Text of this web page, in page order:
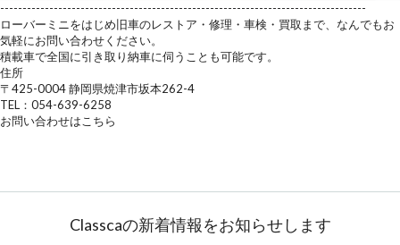
----------------------------------------------------------------------------------
ローバーミニをはじめ旧車のレストア・修理・車検・買取まで、なんでもお
気軽にお問い合わせください。
積載車で全国に引き取り納車に伺うことも可能です。
住所
〒425-0004 静岡県焼津市坂本262-4
TEL：054-639-6258
お問い合わせはこちら
Classcaの新着情報をお知らせします